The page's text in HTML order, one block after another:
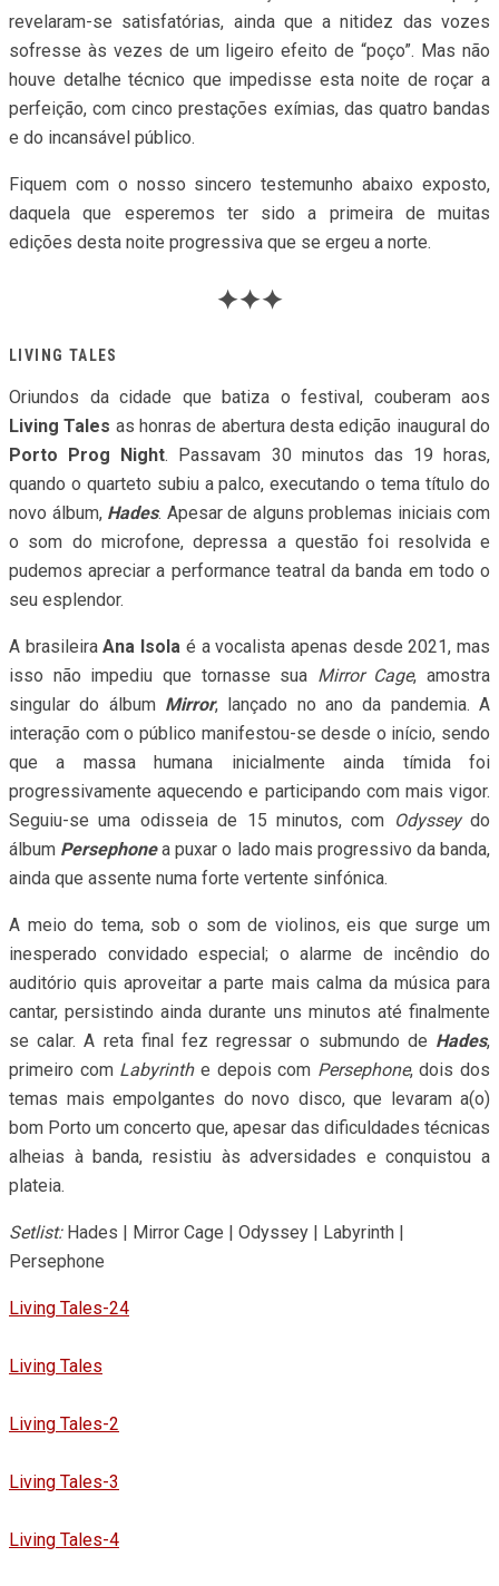
revelaram-se satisfatórias, ainda que a nitidez das vozes
sofresse às vezes de um ligeiro efeito de “poço”. Mas não
houve detalhe técnico que impedisse esta noite de roçar a
perfeição, com cinco prestações exímias, das quatro bandas
e do incansável público.
Fiquem com o nosso sincero testemunho abaixo exposto,
daquela que esperemos ter sido a primeira de muitas
edições desta noite progressiva que se ergeu a norte.
✦✦✦
LIVING TALES
Oriundos da cidade que batiza o festival, couberam aos
Living Tales as honras de abertura desta edição inaugural do
Porto Prog Night. Passavam 30 minutos das 19 horas,
quando o quarteto subiu a palco, executando o tema título do
novo álbum, Hades. Apesar de alguns problemas iniciais com
o som do microfone, depressa a questão foi resolvida e
pudemos apreciar a performance teatral da banda em todo o
seu esplendor.
A brasileiraAna Isola é a vocalista apenas desde 2021, mas
isso não impediu que tornasse sua Mirror Cage, amostra
singular do álbum Mirror, lançado no ano da pandemia. A
interação com o público manifestou-se desde o início, sendo
que a massa humana inicialmente ainda tímida foi
progressivamente aquecendo e participando com mais vigor.
Seguiu-se uma odisseia de 15 minutos, com Odysseydo
álbum Persephonea puxar o lado mais progressivo da banda,
ainda que assente numa forte vertente sinfónica.
A meio do tema, sob o som de violinos, eis que surge um
inesperado convidado especial; o alarme de incêndio do
auditório quis aproveitar a parte mais calma da música para
cantar, persistindo ainda durante uns minutos até finalmente
se calar. A reta final fez regressar o submundo de Hades,
primeiro com Labyrinthe depois com Persephone, dois dos
temas mais empolgantes do novo disco, que levaram a(o)
bom Porto um concerto que, apesar das dificuldades técnicas
alheias à banda, resistiu às adversidades e conquistou a
plateia.
Setlist:Hades | Mirror Cage | Odyssey | Labyrinth |
Persephone
Living Tales-24
Living Tales
Living Tales-2
Living Tales-3
Living Tales-4